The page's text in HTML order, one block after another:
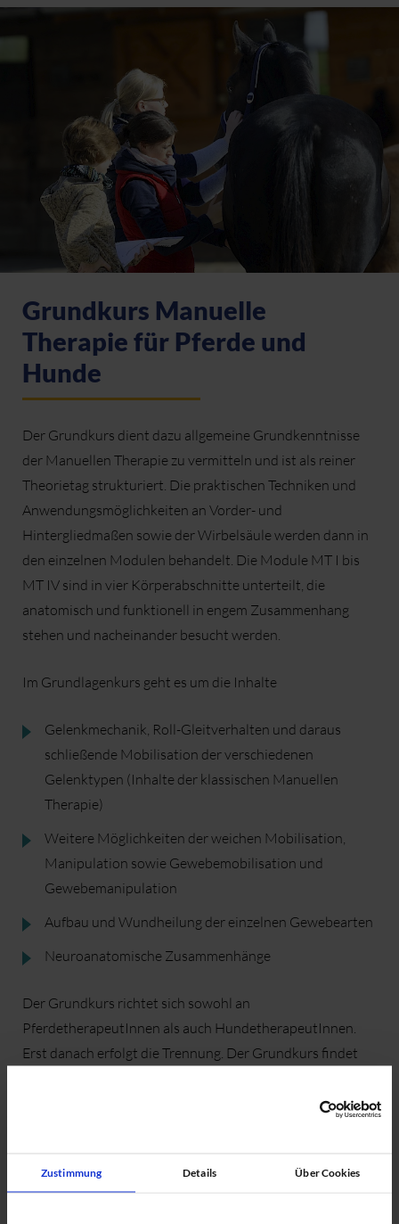
Zustimmung Details Über Cookies
Grundkurs Manuelle
Therapie für Pferde und
Hunde
Der Grundkurs dient dazu allgemeine Grundkenntnisse
der Manuellen Therapie zu vermitteln und ist als reiner
Theorietag strukturiert. Die praktischen Techniken und
Anwendungsmöglichkeiten an Vorder- und
Hintergliedmaßen sowie der Wirbelsäule werden dann in
den einzelnen Modulen behandelt. Die Module MT I bis
MT IV sind in vier Körperabschnitte unterteilt, die
anatomisch und funktionell in engem Zusammenhang
stehen und nacheinander besucht werden.
Im Grundlagenkurs geht es um die Inhalte
Gelenkmechanik, Roll-Gleitverhalten und daraus
schließende Mobilisation der verschiedenen
Gelenktypen (Inhalte der klassischen Manuellen
Therapie)
Weitere Möglichkeiten der weichen Mobilisation,
Manipulation sowie Gewebemobilisation und
Gewebemanipulation
Aufbau und Wundheilung der einzelnen Gewebearten
Neuroanatomische Zusammenhänge
Der Grundkurs richtet sich sowohl an
PferdetherapeutInnen als auch HundetherapeutInnen.
Erst danach erfolgt die Trennung. Der Grundkurs findet